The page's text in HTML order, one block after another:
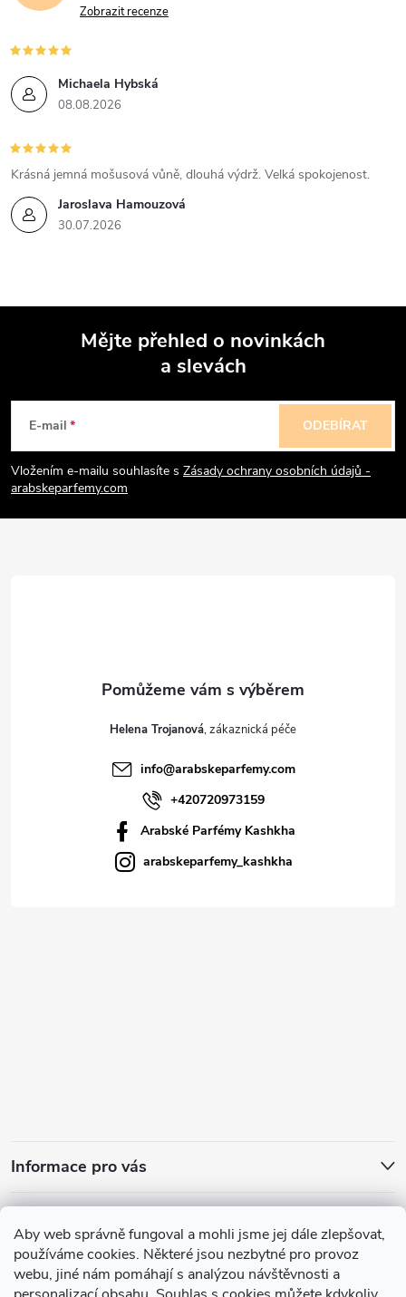
Aby web správně fungoval a mohli jsme jej dále zlepšovat,
používáme cookies. Některé jsou nezbytné pro provoz
webu, jiné nám pomáhají s analýzou návštěvnosti a
Zobrazit recenze
Michaela Hybská
08.08.2026
Jaroslava Hamouzová
30.07.2026
Krásná jemná mošusová vůně, dlouhá výdrž. Velká spokojenost.
p
a
Mějte přehled o novinkách
a slevách
E-mail
Vložením e-mailu souhlasíte s Zásady ochrany osobních údajů -
arabskeparfemy.com
ODEBÍRAT
Helena Trojanová
info@arabskeparfemy.com
+420720973159
Arabské Parfémy Kashkha
arabskeparfemy_kashkha
Informace pro vás